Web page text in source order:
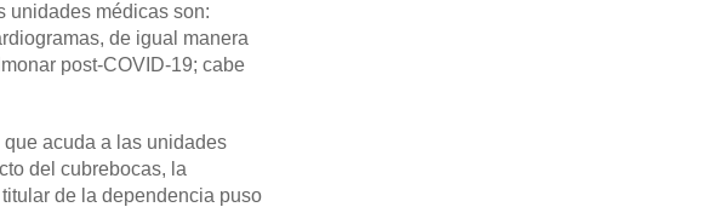
unidades médicas son:
de igual manera
post-COVID-19; cabe
acuda a las unidades
del cubrebocas, la
de la dependencia puso